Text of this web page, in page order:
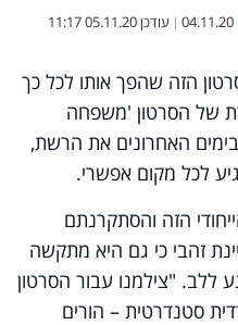
04.11.20
| עודכן05.11.20 11:17
הזה שהפך אותו לכל כך
של הסרטון 'משפחה
האחרונים את הרשת,
לכל מקום אפשרי.
הזה והסתקרנתם
זהבי כי גם היא מתקשה
ללב. "צילמנו עבור הסרטון
סטנדרטית – הורים